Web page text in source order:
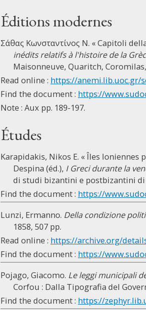
Éditions modernes
Σάθας Κωνσταντίνος Ν. « Capitoli
inédits relatifs à l'histoire de la
Maisonneuve, Quaritch,
Read online : https://anemi.lib.uoc.gr/
Find the document : https://
Note : Aux pp. 189-197.
Études
Karapidakis, Nikos E. « Îles Ioniennes
Despina (éd.), I Greci durante la
di studi bizantini e postbizantini di
Find the document : https://
Lunzi, Ermanno. Della condizione
1858, 507 pp.
Read online : https://archive.org/
Find the document : https://
Pojago, Giacomo. Le leggi municipali
Corfou : Dalla Tipografia del
Find the document : https://